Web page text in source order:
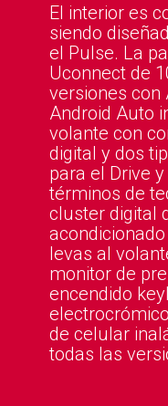
El interior es
siendo
el Pulse. La
Uconnect de
versiones con
Android Auto
volante con
digital y dos
para el Drive
términos de
cluster digital
levas al
monitor de
encendido
de celular
todas las